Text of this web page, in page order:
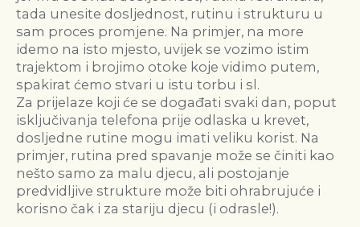
tada unesite dosljednost, rutinu i strukturu u
sam proces promjene. Na primjer, na more
idemo na isto mjesto, uvijek se vozimo istim
trajektom i brojimo otoke koje vidimo putem,
spakirat ćemo stvari u istu torbu i sl.
Za prijelaze koji će se događati svaki dan, poput
isključivanja telefona prije odlaska u krevet,
dosljedne rutine mogu imati veliku korist. Na
primjer, rutina pred spavanje može se činiti kao
nešto samo za malu djecu, ali postojanje
predvidljive strukture može biti ohrabrujuće i
korisno čak i za stariju djecu (i odrasle!).